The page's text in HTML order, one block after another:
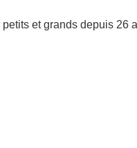
et grands depuis 26